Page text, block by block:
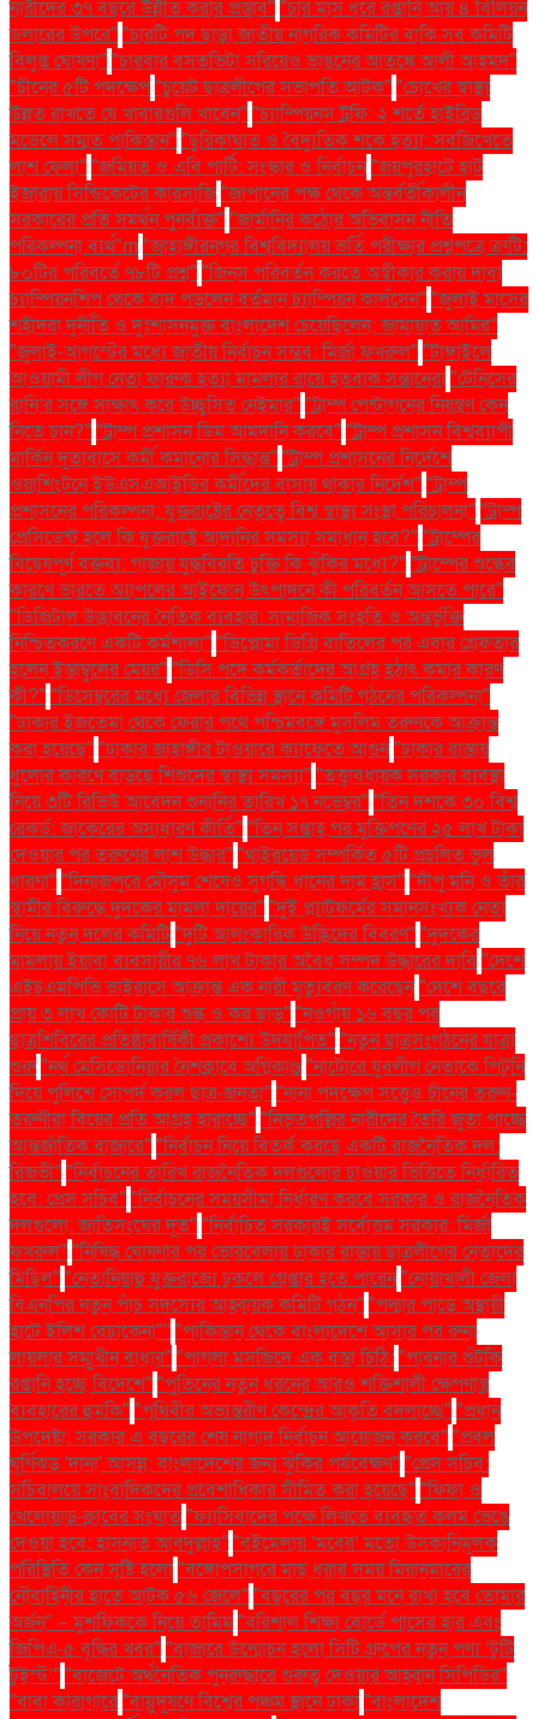
নারীদের ৩৭ বছরে উন্নীত করার প্রস্তাব" "চার মাস ধরে রপ্তানি আয় ৪ বিলিয়ন
ডলারের উপরে" "চারটি পদ ছাড়া জাতীয় নাগরিক কমিটির বাকি সব কমিটি
বিলুপ্ত ঘোষণা" "চারবার বসতভিটা সরিয়েও ভাঙনের আতঙ্কে আলী আহমদ"
"চীনের ৫টি পদক্ষেপ"চুয়েট ছাত্রলীগের সভাপতি আটক" "চোখের স্বাস্থ্য
উন্নত রাখতে যে খাবারগুলি খাবেন" "চ্যাম্পিয়নস ট্রফি: ২ শর্তে হাইব্রিড
মডেলে সম্মত পাকিস্তান" "ছুরিকাঘাত ও বৈদ্যুতিক শকে হত্যা: সবজিখেতে
লাশ ফেলা" "জমিয়ত ও এবি পার্টি: সংস্কার ও নির্বাচন"জয়পুরহাটে হাট
ইজারায় সিন্ডিকেটের কারসাজি"জাপানের পক্ষ থেকে অন্তর্বর্তীকালীন
সরকারের প্রতি সমর্থন পুনর্ব্যক্ত" "জার্মানির কঠোর অভিবাসন নীতি
পরিকল্পনা ব্যর্থ"m"জাহাঙ্গীরনগর বিশ্ববিদ্যালয় ভর্তি পরীক্ষার প্রশ্নপত্রে ত্রুটি:
৮০টির পরিবর্তে ৭৮টি প্রশ্ন" "জিনস পরিবর্তন করতে অস্বীকার করায় দাবা
চ্যাম্পিয়নশিপ থেকে বাদ পড়লেন বর্তমান চ্যাম্পিয়ন কার্লসেন" "জুলাই মাসের
শহীদরা দুর্নীতি ও দুঃশাসনমুক্ত বাংলাদেশ চেয়েছিলেন: জামায়াত আমির"
"জুলাই-আগস্টের মধ্যে জাতীয় নির্বাচন সম্ভব: মির্জা ফখরুল" "টাঙ্গাইলে
আওয়ামী লীগ নেতা ফারুক হত্যা মামলার রায়ে হতবাক সন্তানেরা"টেনিসের
রানি’র সঙ্গে সাক্ষাৎ করে উচ্ছ্বসিত নেইমার" "ট্রাম্প পেন্টাগনের নিয়ন্ত্রণ কেন
নিতে চান?" "ট্রাম্প প্রশাসন ডিম আমদানি করবে" "ট্রাম্প প্রশাসন বিশ্বব্যাপী
মার্কিন দূতাবাসে কর্মী কমানোর সিদ্ধান্ত" "ট্রাম্প প্রশাসনের নির্দেশে
ওয়াশিংটনে ইউএসএআইডির কর্মীদের বাসায় থাকার নির্দেশ" "ট্রাম্প
প্রশাসনের পরিকল্পনা: যুক্তরাষ্ট্রের নেতৃত্বে বিশ্ব স্বাস্থ্য সংস্থা পরিচালনা" "ট্রাম্প
প্রেসিডেন্ট হলে কি যুক্তরাষ্ট্রে আদানির সমস্যা সমাধান হবে?" "ট্রাম্পের
বিদ্বেষপূর্ণ বক্তব্য: গাজায় যুদ্ধবিরতি চুক্তি কি ঝুঁকির মধ্যে?" "ট্রাম্পের শুল্কের
কারণে ভারতে অ্যাপলের আইফোন উৎপাদনে কী পরিবর্তন আসতে পারে"
"ডিজিটাল উদ্ভাবনের নৈতিক ব্যবহার: সামাজিক সংহতি ও অন্তর্ভুক্তি
নিশ্চিতকরণে একটি কর্মশালা" "ডিপ্লোমা ডিগ্রি বাতিলের পর এবার গ্রেফতার
হলেন ইস্তাম্বুলের মেয়র" "ডিসি পদে কর্মকর্তাদের আগ্রহ হঠাৎ কমার কারণ
কী?" "ডিসেম্বরের মধ্যে জেলার বিভিন্ন স্থানে কমিটি গঠনের পরিকল্পনা"
"ঢাকার ইজতেমা থেকে ফেরার পথে পশ্চিমবঙ্গে মুসলিম তরুণকে আক্রান্ত
করা হয়েছে" "ঢাকার জাহাঙ্গীর টাওয়ারে ক্যাফেতে আগুন"ঢাকার রাস্তায়
ধুলোর কারণে বাড়ছে শিশুদের স্বাস্থ্য সমস্যা" "তত্ত্বাবধায়ক সরকার ব্যবস্থা
নিয়ে ৩টি রিভিউ আবেদন শুনানির তারিখ ১৭ নভেম্বর" "তিন দশকে ৩০ বিশ্ব
রেকর্ড: জাকেরের অসাধারণ কীর্তি" "তিন সপ্তাহ পর মুক্তিপণের ২৫ লাখ টাকা
দেওয়ার পর তরুণের লাশ উদ্ধার" "থাইরয়েড সম্পর্কিত ৫টি প্রচলিত ভুল
ধারণা" "দিনাজপুরে মৌসুম শেষেও সুগন্ধি ধানের দাম হ্রাস" "দীপু মনি ও তাঁর
স্বামীর বিরুদ্ধে দুদকের মামলা দায়ের" "দুই প্ল্যাটফর্মের সমানসংখ্যক নেতা
নিয়ে নতুন দলের কমিটি"দুটি আলংকারিক উদ্ভিদের বিবরণ" "দুদকের
মামলায় ইয়াবা ব্যবসায়ীর ৭৬ লাখ টাকার অবৈধ সম্পদ উদ্ধারের দাবি"দেশে
এইচএমপিভি ভাইরাসে আক্রান্ত এক নারী মৃত্যুবরণ করেছেন"দেশে বছরে
প্রায় ৩ লাখ কোটি টাকার শুল্ক ও কর ছাড়" "নওগাঁয় ১৬ বছর পর
ছাত্রশিবিরের প্রতিষ্ঠাবার্ষিকী প্রকাশ্যে উদযাপিত" "নতুন ছাত্রসংগঠনের যাত্রা
শুরু"নর্থ মেসিডোনিয়ার নৈশক্লাবে অগ্নিকাণ্ড"নাটোরে যুবলীগ নেতাকে পিটুনি
দিয়ে পুলিশে সোপর্দ করল ছাত্র-জনতা" "নানা পদক্ষেপ সত্ত্বেও চীনের তরুণ-
তরুণীরা বিয়ের প্রতি আগ্রহ হারাচ্ছে" "নিভৃতপল্লির নারীদের তৈরি জুতা পাচ্ছে
আন্তর্জাতিক বাজারে" "নির্বাচন নিয়ে বিতর্ক করছে একটি রাজনৈতিক দল:
রিজভী" "নির্বাচনের তারিখ রাজনৈতিক দলগুলোর চাওয়ার ভিত্তিতে নির্ধারিত
হবে: প্রেস সচিব" "নির্বাচনের সময়সীমা নির্ধারণ করবে সরকার ও রাজনৈতিক
দলগুলো: জাতিসংঘের দূত" "নির্বাচিত সরকারই সর্বোত্তম সরকার: মির্জা
ফখরুল" "নিষিদ্ধ ঘোষণার পর ভোরবেলায় ঢাকার রাস্তায় ছাত্রলীগের নেতাদের
মিছিল" "নেতানিয়াহু যুক্তরাজ্যে ঢুকলে গ্রেপ্তার হতে পারেন"নোয়াখালী জেলা
বিএনপির নতুন পাঁচ সদস্যের আহ্বায়ক কমিটি গঠন" "পদ্মার পাড়ে অস্থায়ী
হাটে ইলিশ বেচাকেনা"'' "পাকিস্তান থেকে বাংলাদেশে আসার পর রুনা
লায়লার সম্মুখীন বাধার" "পাগলা মসজিদে এক বস্তা চিঠি:"পাবনার শুঁটকি
রপ্তানি হচ্ছে বিদেশে" "পুতিনের নতুন ধরনের আরও শক্তিশালী ক্ষেপণাস্ত্র
ব্যবহারের হুমকি" "পৃথিবীর অভ্যন্তরীণ কেন্দ্রের আকৃতি বদলাচ্ছে" "প্রধান
উপদেষ্টা: সরকার এ বছরের শেষ নাগাদ নির্বাচন আয়োজন করবে" "প্রবল
ঘূর্ণিঝড় 'দানা' আসন্ন: বাংলাদেশের জন্য ঝুঁকির পর্যবেক্ষণ" "প্রেস সচিব:
সচিবালয়ে সাংবাদিকদের প্রবেশাধিকার সীমিত করা হয়েছে" "ফিফা ও
খেলোয়াড়-ক্লাবের সংঘাত"ফ্যাসিবাদের পক্ষে লিখতে ব্যবহৃত কলম ভেঙে
দেওয়া হবে: হাসনাত আবদুল্লাহ" "বইমেলায় ‘মবের’ মতো উসকানিমূলক
পরিস্থিতি কেন সৃষ্টি হলো"বঙ্গোপসাগরে মাছ ধরার সময় মিয়ানমারের
নৌবাহিনীর হাতে আটক ৫৬ জেলে" "বছরের পর বছর মনে রাখা হবে তোমার
অর্জন" – মুশফিককে নিয়ে তামিম"বরিশাল শিক্ষা বোর্ডে পাসের হার এবং
জিপিএ-৫ বৃদ্ধির খবর" "বাজারে উন্মোচন হলো সিটি গ্রুপের নতুন পণ্য ‘টুটি
টুইস্ট’" "বাজেটে অর্থনৈতিক পুনরুদ্ধারে গুরুত্ব দেওয়ার আহ্বান সিপিডির"
"বাবা কারাগারে"বায়ুদূষণে বিশ্বের পঞ্চম স্থানে ঢাকা"বাংলাদেশ